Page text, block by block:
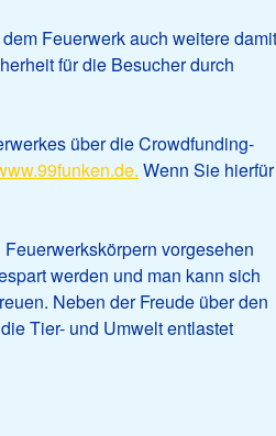
Feuerwerk auch weitere damit
für die Besucher durch
über die Crowdfunding-
Wenn Sie hierfür
vorgesehen
werden und man kann sich
Neben der Freude über den
Tier- und Umwelt entlastet